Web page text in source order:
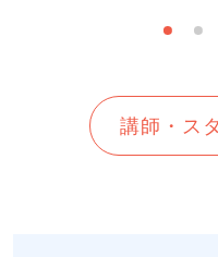
講師・ス